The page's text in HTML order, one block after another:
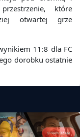
które
otwartej grze
11:8 dla FC
dorobku ostatnie